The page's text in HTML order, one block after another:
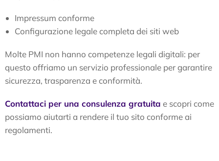
Impressum conforme
Configurazione legale completa dei siti web
Molte PMI non hanno competenze legali digitali: per
questo offriamo un servizio professionale per garantire
sicurezza, trasparenza e conformità.
Contattaci per una consulenza gratuita e scopri come
possiamo aiutarti a rendere il tuo sito conforme ai
regolamenti.